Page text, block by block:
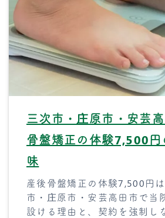
三次市・庄原市・安芸
骨盤矯正の体験7,500円
味
産後骨盤矯正の体験7,500円
市・庄原市・安芸高田市で当
設ける理由と、契約を強制し